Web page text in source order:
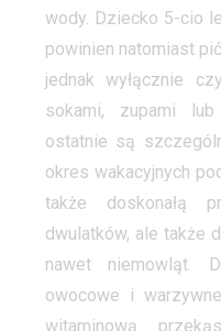
wody. Dziecko 5-cio
powinien natomiast
jednak wyłącznie
sokami, zupami
ostatnie są
okres wakacyjnych
także doskonałą
dwulatków, ale także
nawet niemowląt.
owocowe i
witaminową